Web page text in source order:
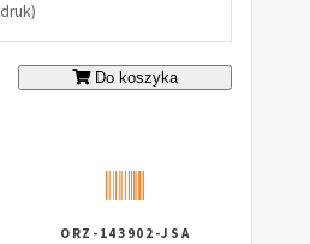
Do koszyka
ORZ-143902-JSA